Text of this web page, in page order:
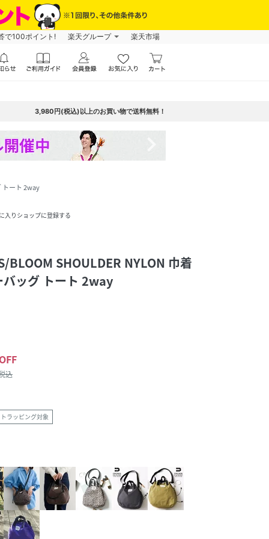
で100ポイント! 楽天グループ 楽天市場
3,980円(税込)以上のお買い物で送料無料！
トート 2way
入りショップに登録する
BLOOM SHOULDER NYLON 巾着
ッグ トート 2way
込
ラッピング対象